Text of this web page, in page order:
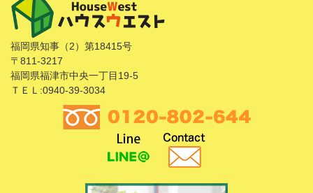
福岡県知事（2）第18415号
〒811-3217
福岡県福津市中央一丁目19-5
ＴＥＬ:0940-39-3034